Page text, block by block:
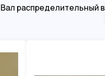
Вал распределительный в